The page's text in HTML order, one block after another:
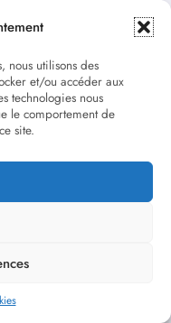
nous utilisons des
et/ou accéder aux
technologies nous
le comportement de
site.
Je sais qu’ils sont
Qu’une petite
il pas la définition du
communauté dont tu
pour le jeu vidéo et
indissociables. Quels
d’autres genres ou
que tu aimerais explorer